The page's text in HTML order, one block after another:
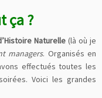
ça ?
Naturelle(là où je
managers. Organisés en
effectués toutes les
Voici les grandes